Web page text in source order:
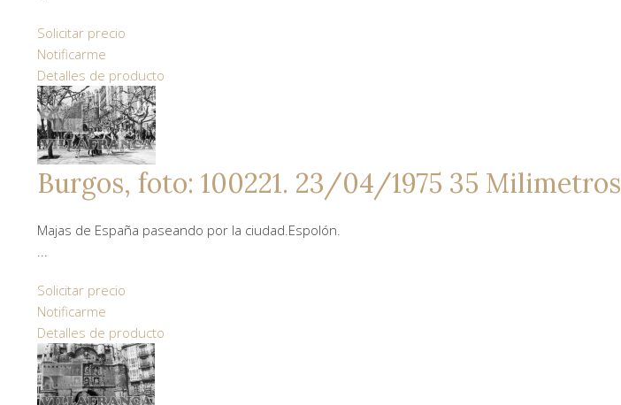
Solicitar precio
Notificarme
Detalles de producto
Burgos, foto: 100221. 23/04/1975 35 Milimetros
Majas de España paseando por la ciudad.Espolón.
Solicitar precio
Notificarme
Detalles de producto